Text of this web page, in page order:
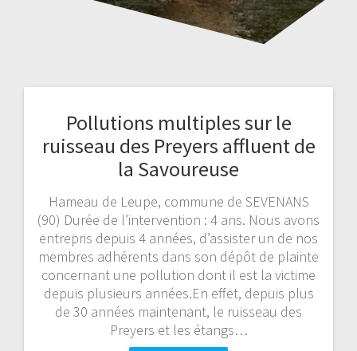
Pollutions multiples sur le
ruisseau des Preyers affluent de
la Savoureuse
Hameau de Leupe, commune de SEVENANS
(90) Durée de l’intervention : 4 ans. Nous avons
entrepris depuis 4 années, d’assister un de nos
membres adhérents dans son dépôt de plainte
concernant une pollution dont il est la victime
depuis plusieurs années.En effet, depuis plus
de 30 années maintenant, le ruisseau des
Preyers et les étangs…